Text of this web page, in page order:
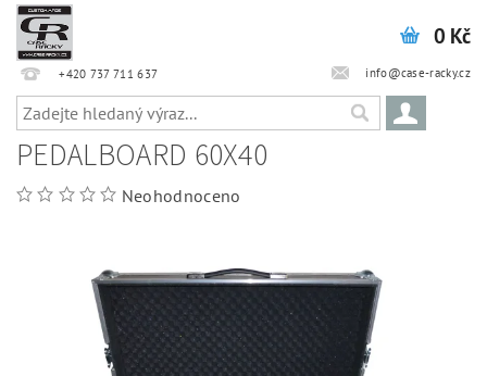
+420 737 711 637 info@case-racky.cz
0 Kč
PEDALBOARD 60X40
Neohodnoceno